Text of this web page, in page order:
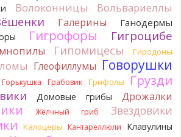
основания - значит, Ш. Желтокожий,
гриб сварить, Желтокожий и еще
начинают жутко вонять химией, и
а можно быть хотя бы уверенным,
в ножке нет, но центральная
цвета немного. Изменения цвета
на опушке под не старым дубом.
не снимается, вместо этого
шляпки.
Волоконницы Вольвариеллы
Галерины Ганодермы
Гигрофоры Гигроцибе
Гипомицесы Гиродоны
Глеофиллумы Говорушки
Горькушка Грабовик Грифолы Грузди
Домовые грибы Дрожалки
Жёлчный гриб Звездовики
Калоцеры Кантареллюли
Клавулины